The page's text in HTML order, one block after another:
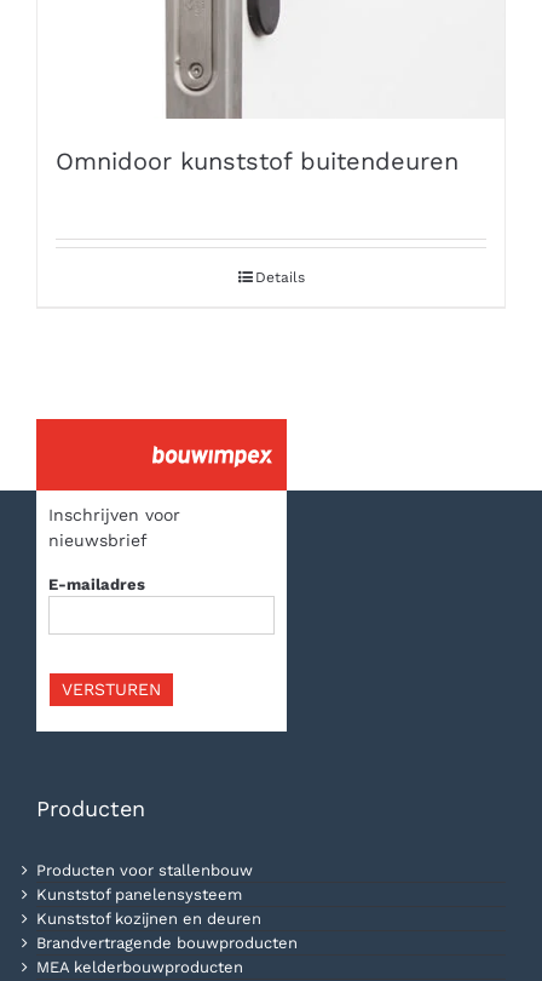
Omnidoor kunststof buitendeuren
Details
Inschrijven voor
nieuwsbrief
E-mailadres
VERSTUREN
Producten
Producten voor stallenbouw
Kunststof panelensysteem
Kunststof kozijnen en deuren
Brandvertragende bouwproducten
MEA kelderbouwproducten